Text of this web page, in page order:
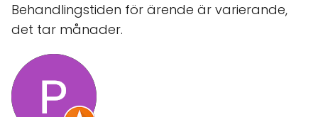
Behandlingstiden för ärende är varierande,
det tar månader.